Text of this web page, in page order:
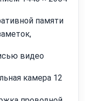
памяти
видео
камера 12